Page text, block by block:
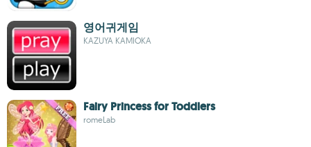
영어귀게임
KAZUYA KAMIOKA
Fairy Princess for Toddlers
romeLab